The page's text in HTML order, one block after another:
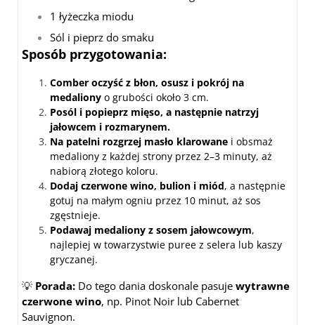
1 łyżeczka miodu
Sól i pieprz do smaku
Sposób przygotowania:
Comber oczyść z błon, osusz i pokrój na
medaliony o grubości około 3 cm.
Posól i popieprz mięso, a następnie natrzyj
jałowcem i rozmarynem.
Na patelni rozgrzej masło klarowane i obsmaż
medaliony z każdej strony przez 2–3 minuty, aż
nabiorą złotego koloru.
Dodaj czerwone wino, bulion i miód, a następnie
gotuj na małym ogniu przez 10 minut, aż sos
zgęstnieje.
Podawaj medaliony z sosem jałowcowym,
najlepiej w towarzystwie puree z selera lub kaszy
gryczanej.
💡 Porada: Do tego dania doskonale pasuje wytrawne
czerwone wino, np. Pinot Noir lub Cabernet
Sauvignon.